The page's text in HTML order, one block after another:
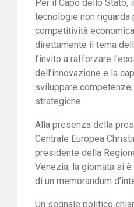
Per il Capo dello Stato,
tecnologie non riguarda
competitività
direttamente il tema
l’invito a rafforzare
dell’innovazione e la
sviluppare
strategiche.
Alla presenza della
Centrale Europea
presidente della
Venezia, la giornata si
di un memorandum
Un segnale politico